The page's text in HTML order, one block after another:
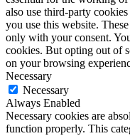
also use third-party
you use this website.
only with your consent.
cookies. But opting out of
on your browsing
Necessary
Necessary
Always Enabled
Necessary cookies are
function properly. This